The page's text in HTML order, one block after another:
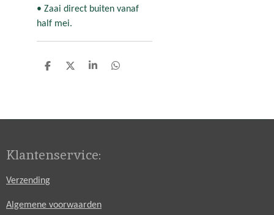
• Zaai direct buiten vanaf
half mei.
D
D
S
D
Klantenservice:
Verzending
Algemene voorwaarden